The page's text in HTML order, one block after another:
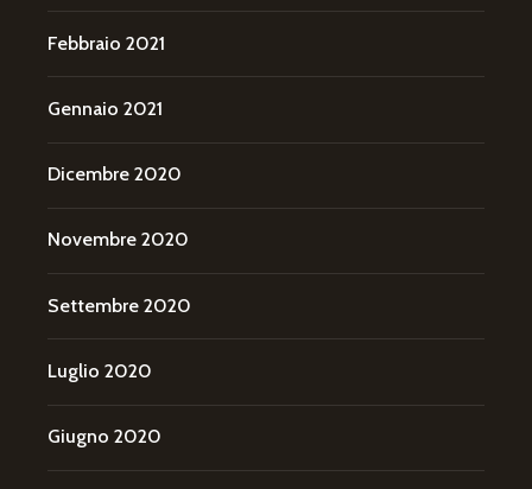
Febbraio 2021
Gennaio 2021
Dicembre 2020
Novembre 2020
Settembre 2020
Luglio 2020
Giugno 2020